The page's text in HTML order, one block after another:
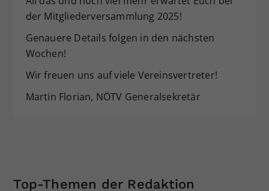
der Mitgliederversammlung 2025!
Genauere Details folgen in den nächsten
Wochen!
Wir freuen uns auf viele Vereinsvertreter!
Martin Florian, NÖTV Generalsekretär
Top-Themen der Redaktion